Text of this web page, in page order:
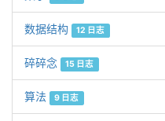
数据结构 12 日志
碎碎念 15 日志
算法 9 日志